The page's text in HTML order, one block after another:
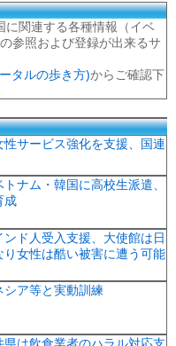
関連する各種情報（イベ
参照および登録が出来るサ
タルの歩き方)からご確認下
サービス強化を支援、国連
ナム・韓国に高校生派遣、
成
ド人受入支援、大使館は日
女性は酷い被害に遭う可能
シア等と実動訓練